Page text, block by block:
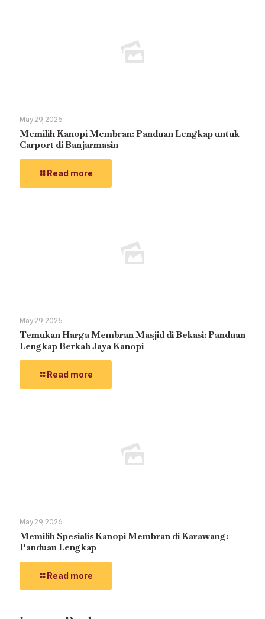
May 29, 2026
Memilih Kanopi Membran: Panduan Lengkap untuk
Carport di Banjarmasin
Read more
May 29, 2026
Temukan Harga Membran Masjid di Bekasi: Panduan
Lengkap Berkah Jaya Kanopi
Read more
May 29, 2026
Memilih Spesialis Kanopi Membran di Karawang:
Panduan Lengkap
Read more